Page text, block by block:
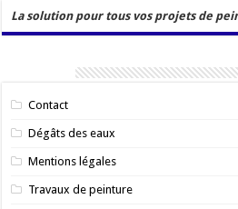
La solution pour tous vos projets de
Contact
Dégâts des eaux
Mentions légales
Travaux de peinture